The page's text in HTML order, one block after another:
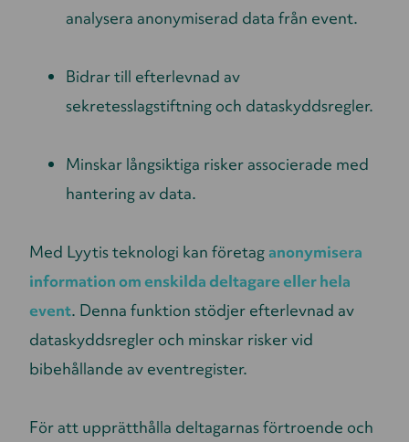
analysera anonymiserad data från event.
Bidrar till efterlevnad av
sekretesslagstiftning och dataskyddsregler.
Minskar långsiktiga risker associerade med
hantering av data.
Med Lyytis teknologi kan företaganonymisera
information om enskilda deltagare eller hela
event. Denna funktion stödjer efterlevnad av
dataskyddsregler och minskar risker vid
bibehållande av eventregister.
För att upprätthålla deltagarnas förtroende och